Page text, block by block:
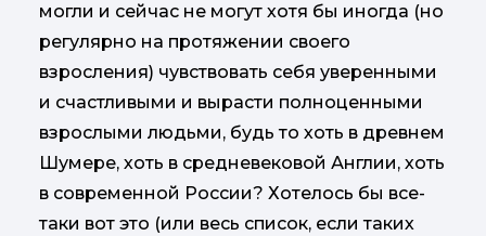
могли и сейчас не могут хотя бы иногда (но
регулярно на протяжении своего
взросления) чувствовать себя уверенными
и счастливыми и вырасти полноценными
взрослыми людьми, будь то хоть в древнем
Шумере, хоть в средневековой Англии, хоть
в современной России? Хотелось бы все-
таки вот это (или весь список, если таких